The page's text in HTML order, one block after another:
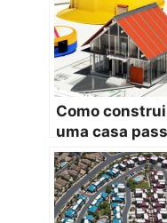
Como
uma casa
passo